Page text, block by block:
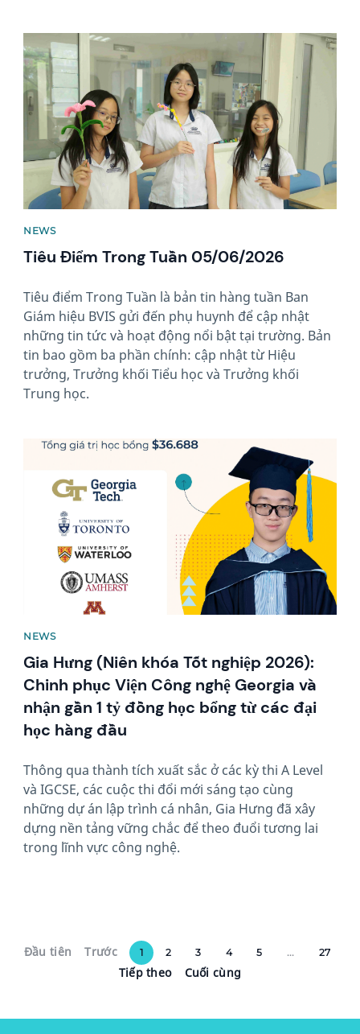
News image
NEWS
Tiêu Điểm Trong Tuần 05/06/2026
Tiêu điểm Trong Tuần là bản tin hàng tuần Ban
Giám hiệu BVIS gửi đến phụ huynh để cập nhật
những tin tức và hoạt động nổi bật tại trường. Bản
tin bao gồm ba phần chính: cập nhật từ Hiệu
trưởng, Trưởng khối Tiểu học và Trưởng khối
Trung học.
News image
NEWS
Gia Hưng (Niên khóa Tốt nghiệp 2026):
Chinh phục Viện Công nghệ Georgia và
nhận gần 1 tỷ đồng học bổng từ các đại
học hàng đầu
Thông qua thành tích xuất sắc ở các kỳ thi A Level
và IGCSE, các cuộc thi đổi mới sáng tạo cùng
những dự án lập trình cá nhân, Gia Hưng đã xây
dựng nền tảng vững chắc để theo đuổi tương lai
trong lĩnh vực công nghệ.
Đầu tiên Trước 1 2 3 4 5 ... 27
Tiếp theo Cuối cùng